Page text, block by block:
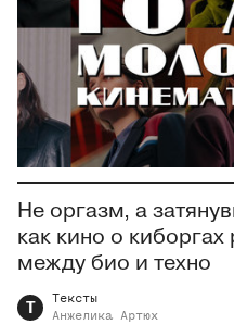
Не оргазм, а
как кино о
между био и техно
Т
Тексты
Анжелика Артюх